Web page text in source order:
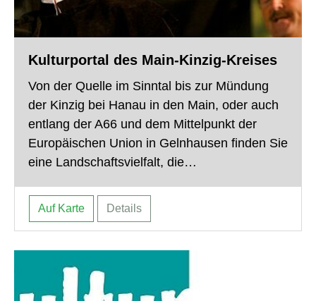
Kulturportal des Main-Kinzig-Kreises
Von der Quelle im Sinntal bis zur Mündung
der Kinzig bei Hanau in den Main, oder auch
entlang der A66 und dem Mittelpunkt der
Europäischen Union in Gelnhausen finden Sie
eine Landschaftsvielfalt, die…
Auf Karte Details